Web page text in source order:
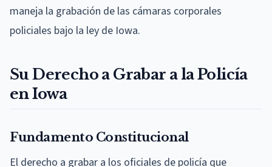
maneja la grabación de las cámaras corporales
policiales bajo la ley de Iowa.
Su Derecho a Grabar a la Policía
en Iowa
Fundamento Constitucional
El derecho a grabar a los oficiales de policía que